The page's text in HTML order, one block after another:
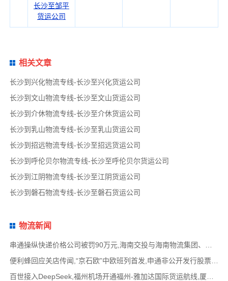
长沙至邹平
货运公司
相关文章
长沙到兴化物流专线-长沙至兴化货运公司
长沙到文山物流专线-长沙至文山货运公司
长沙到介休物流专线-长沙至介休货运公司
长沙到乳山物流专线-长沙至乳山货运公司
长沙到招远物流专线-长沙至招远货运公司
长沙到呼伦贝尔物流专线-长沙至呼伦贝尔货运公司
长沙到江阴物流专线-长沙至江阴货运公司
长沙到磐石物流专线-长沙至磐石货运公司
物流新闻
便利蜂回应关店传闻,“京石欧”中欧班列首发,申通非公开发行股票方案失效,老挝中通和老挝
百世接入DeepSeek,福州机场开通福州-雅加达国际货运航线,厦门拟立法保障网约配送员劳动权益